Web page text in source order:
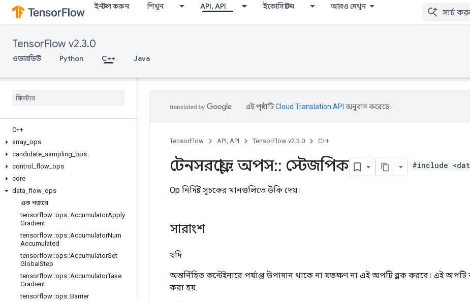
ইনস্টল করুন শিখুন API, API ইকোসিস্টেম আরও দেখুন
TensorFlow v2.3.0
ওভারভিউ Python C++ Java
C++
array ops
candidate sampling ops
control
flow ops
core
data flow ops
এক নজরে
tensorflow::ops::AccumulatorApply
Gradient
tensorflow::ops::AccumulatorNum
Accumulated
tensorflow::ops::AccumulatorSet
Global Step
tensorflow::ops::AccumulatorTake
Gradient
tensorflow::ops::Barrier
এই পৃষ্ঠাটিCloud Translation API অনুবাদ করেছে।
TensorFlow API, API TensorFlow v2.3.0 C++
টেনসরফ্লো:: অপস:: স্টেজপিক #include
Op নির্দিষ্ট সূচকের মানগুলিতে উঁকি দেয়।
সারাংশ
যদি
অন্তর্নিহিত কন্টেইনারে পর্যাপ্ত উপাদান থাকে না যতক্ষণ না এই অপটি ব্লক করবে। এই
করা হয়.